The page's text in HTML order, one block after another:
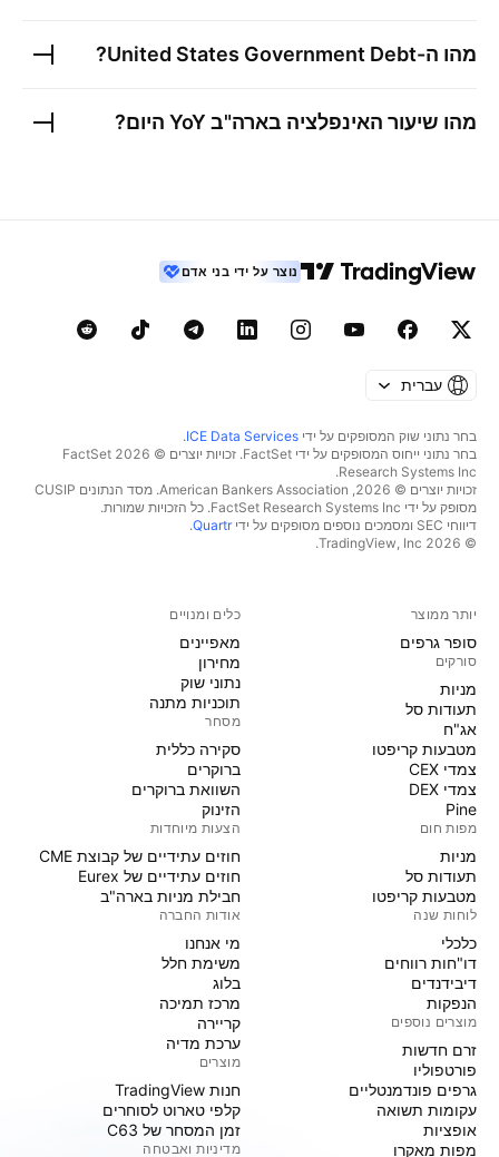
מהו ה-United States Government Debt
?
מהו שיעור האינפלציה בארה"ב YoY היום?
נוצר על ידי בני אדם
עברית
בחר נתוני שוק המסופקים על ידי ICE Data Services
.
בחר נתוני ייחוס המסופקים על ידי FactSet. זכויות יוצרים © 2026 ‏FactSet
Research Systems Inc.‏
זכויות יוצרים © 2026, ‏American Bankers Association. מסד הנתונים CUSIP
מסופק על ידי FactSet Research Systems Inc. כל הזכויות שמורות.
דיווחי SEC ומסמכים נוספים מסופקים על ידי
Quartr
.
© 2026 ‏TradingView, Inc.‏
יותר ממוצר
סופר גרפים
סורקים
מניות‏
תעודות סל
אג"ח
מטבעות קריפטו
צמדי CEX
צמדי DEX
Pine
מפות חום
מניות‏
תעודות סל
מטבעות קריפטו
לוחות שנה
כלכלי
דו"חות רווחים
דיבידנדים
הנפקות
מוצרים נוספים
זרם חדשות
פורטפוליו
גרפים פונדמנטליים
עקומות תשואה
אופציות
מפות מאקרו
כלים ומנויים
מאפיינים
מחירון
נתוני שוק
תוכניות מתנה
מסחר
סקירה כללית
ברוקרים
השוואת ברוקרים
הזינוק
הצעות מיוחדות
חוזים עתידיים של קבוצת CME
חוזים עתידיים של Eurex
חבילת מניות בארה"ב
אודות החברה
מי אנחנו
משימת חלל
בלוג
מרכז תמיכה
קריירה
ערכת מדיה
מוצרים
חנות TradingView
קלפי טארוט לסוחרים
זמן המסחר של C63
מדיניות ואבטחה